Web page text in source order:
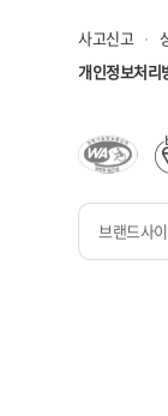
사고신고
개인정보처리
브랜드사